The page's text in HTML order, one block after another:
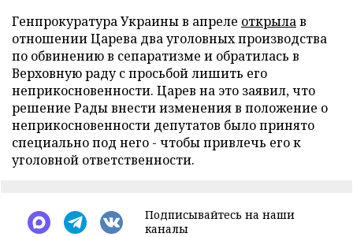
Генпрокуратура Украины в апреле открылав
отношении Царева два уголовных производства
по обвинению в сепаратизме и обратилась в
Верховную раду с просьбой лишить его
неприкосновенности. Царев на это заявил, что
решение Рады внести изменения в положение о
неприкосновенности депутатов было принято
специально под него - чтобы привлечь его к
уголовной ответственности.
Подписывайтесь на наши
каналы